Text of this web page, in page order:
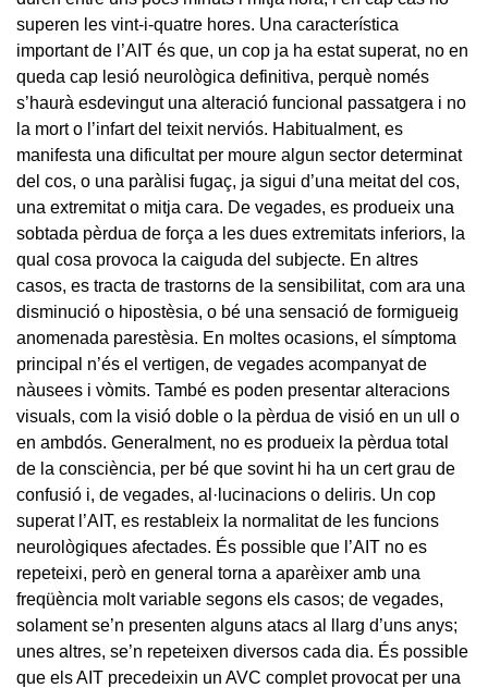
superen les vint-i-quatre hores. Una característica
important de l’AIT és que, un cop ja ha estat superat, no en
queda cap lesió neurològica definitiva, perquè només
s’haurà esdevingut una alteració funcional passatgera i no
la mort o l’infart del teixit nerviós. Habitualment, es
manifesta una dificultat per moure algun sector determinat
del cos, o una paràlisi fugaç, ja sigui d’una meitat del cos,
una extremitat o mitja cara. De vegades, es produeix una
sobtada pèrdua de força a les dues extremitats inferiors, la
qual cosa provoca la caiguda del subjecte. En altres
casos, es tracta de trastorns de la sensibilitat, com ara una
disminució o hipostèsia, o bé una sensació de formigueig
anomenada parestèsia. En moltes ocasions, el símptoma
principal n’és el vertigen, de vegades acompanyat de
nàusees i vòmits. També es poden presentar alteracions
visuals, com la visió doble o la pèrdua de visió en un ull o
en ambdós. Generalment, no es produeix la pèrdua total
de la consciència, per bé que sovint hi ha un cert grau de
confusió i, de vegades, al·lucinacions o deliris. Un cop
superat l’AIT, es restableix la normalitat de les funcions
neurològiques afectades. És possible que l’AIT no es
repeteixi, però en general torna a aparèixer amb una
freqüència molt variable segons els casos; de vegades,
solament se’n presenten alguns atacs al llarg d’uns anys;
unes altres, se’n repeteixen diversos cada dia. És possible
que els AIT precedeixin un AVC complet provocat per una